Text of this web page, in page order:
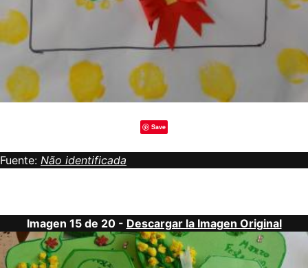
Save
Fuente: Não identificada
Imagen 15 de 20 - Descargar la Imagen Original